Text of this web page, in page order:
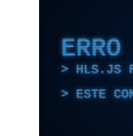
ERRO
HLS.JS
ESTE